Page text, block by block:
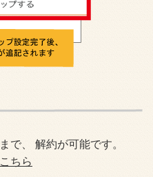
まで、 解約が可能です。
こちら